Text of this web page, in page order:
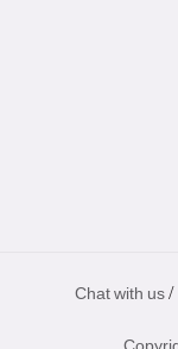
Chat with us /